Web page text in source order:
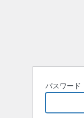
パスワード